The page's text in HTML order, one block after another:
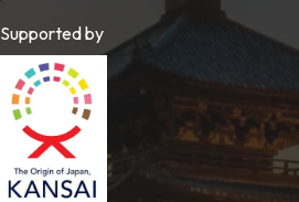
Supported by